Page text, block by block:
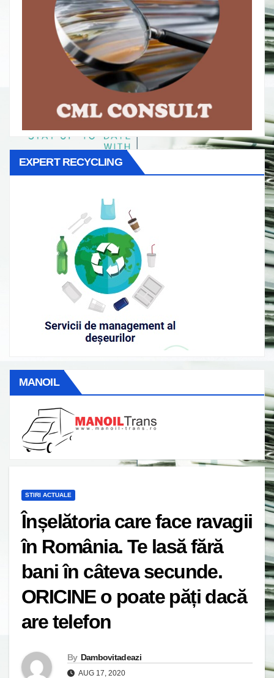
EXPERT RECYCLING
MANOIL
STIRI ACTUALE
Înșelătoria care face ravagii
în România. Te lasă fără
bani în câteva secunde.
ORICINE o poate păți dacă
are telefon
By Dambovitadeazi
AUG 17, 2020